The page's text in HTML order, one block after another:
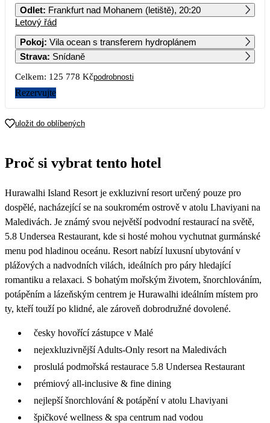
62 889 66 299 64 999 67 109
5 6
12
75 479
19
75 459
20
77 689 72 639 65 609
Odlet: Frankfurt nad Mohanem (letiště), 20:20
Letový řád
Pokoj:
Vila ocean s transferem hydroplánem
Strava: Snídaně
Celkem: 125 778 Kčpodrobnosti
Rezervujte
uložit do oblíbených
Proč si vybrat tento hotel
Hurawalhi Island Resort je exkluzivní resort určený pouze pro
dospělé, nacházející se na soukromém ostrově v atolu Lhaviyani na
Maledivách. Je známý svou největší podvodní restaurací na světě,
5.8 Undersea Restaurant, kde si hosté mohou vychutnat gurmánské
menu pod hladinou oceánu. Resort nabízí luxusní ubytování v
plážových a nadvodních vilách, ideálních pro páry hledající
romantiku a relaxaci. S bohatým mořským životem, šnorchlováním,
potápěním a lázeňským centrem je Hurawalhi ideálním místem pro
ty, kteří touží po klidné, ale zároveň dobrodružné dovolené.
česky hovořící zástupce v Malé
nejexkluzivnější Adults-Only resort na Maledivách
proslulá podmořská restaurace 5.8 Undersea Restaurant
prémiový all-inclusive & fine dining
nejlepší šnorchlování & potápění v atolu Lhaviyani
špičkové wellness & spa centrum nad vodou